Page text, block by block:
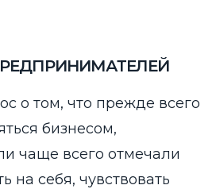
о том, что прежде всего
бизнесом,
чаще всего отмечали
на себя, чувствовать